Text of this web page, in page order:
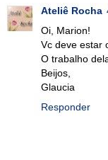
Ateliê Rocha
Oi, Marion!
Vc deve estar
O trabalho
Beijos,
Glaucia
Responder